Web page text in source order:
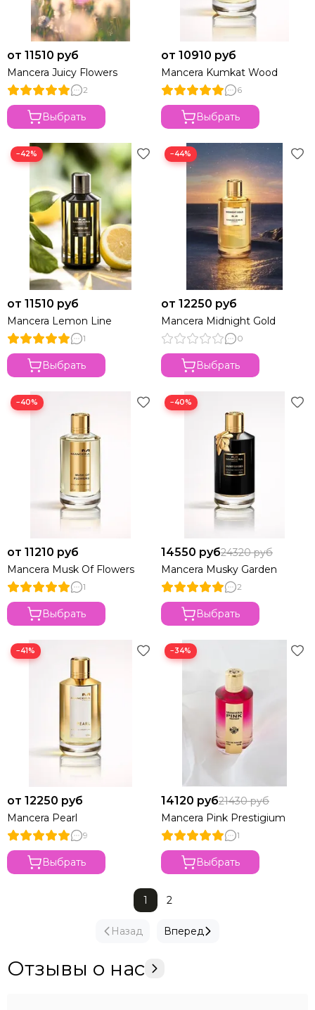
от 11510 руб
Mancera Juicy Flowers
2
Выбрать
от 10910 руб
Mancera Kumkat Wood
6
Выбрать
−42%
от 11510 руб
Mancera Lemon Line
1
Выбрать
−44%
от 12250 руб
Mancera Midnight Gold
0
Выбрать
−40%
от 11210 руб
Mancera Musk Of Flowers
1
Выбрать
−40%
14550 руб24320 руб
Mancera Musky Garden
2
Выбрать
−41%
от 12250 руб
Mancera Pearl
9
Выбрать
−34%
14120 руб21430 руб
Mancera Pink Prestigium
1
Выбрать
Назад
1 2
Вперед
Отзывы о нас